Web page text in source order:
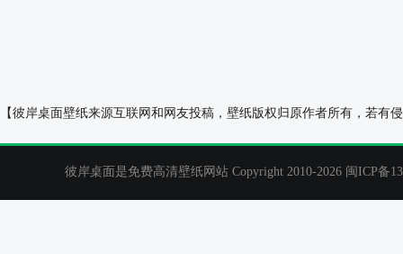
【彼岸桌面壁纸来源互联网和网友投稿，壁纸版权归原作者所有，若
彼岸桌面是免费高清壁纸网站 Copyright 2010-2026 闽ICP备